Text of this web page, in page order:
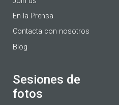
En la Prensa
Contacta con nosotros
Blog
Sesiones de
fotos